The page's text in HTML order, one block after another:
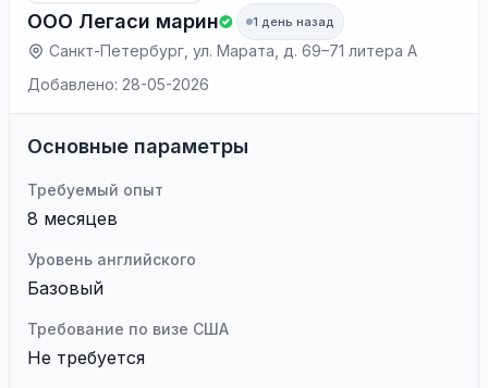
OOO Легаси марин 1 день назад
Санкт-Петербург, ул. Марата, д. 69–71 литера А
Добавлено: 28-05-2026
Основные параметры
Требуемый опыт
8 месяцев
Уровень английского
Базовый
Требование по визе США
Не требуется